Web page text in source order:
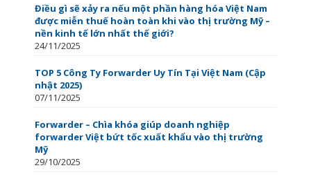
Điều gì sẽ xảy ra nếu một phần hàng hóa Việt Nam
được miễn thuế hoàn toàn khi vào thị trường Mỹ –
nền kinh tế lớn nhất thế giới?
24/11/2025
TOP 5 Công Ty Forwarder Uy Tín Tại Việt Nam (Cập
nhật 2025)
07/11/2025
Forwarder – Chìa khóa giúp doanh nghiệp
forwarder Việt bứt tốc xuất khẩu vào thị trường
Mỹ
29/10/2025